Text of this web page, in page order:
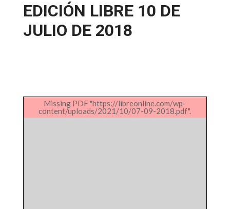
EDICIÓN LIBRE 10 DE
JULIO DE 2018
Missing PDF "https://libreonline.com/wp-
content/uploads/2021/10/07-09-2018.pdf".